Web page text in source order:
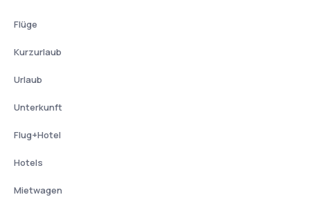
Flüge
Kurzurlaub
Urlaub
Unterkunft
Flug+Hotel
Hotels
Mietwagen